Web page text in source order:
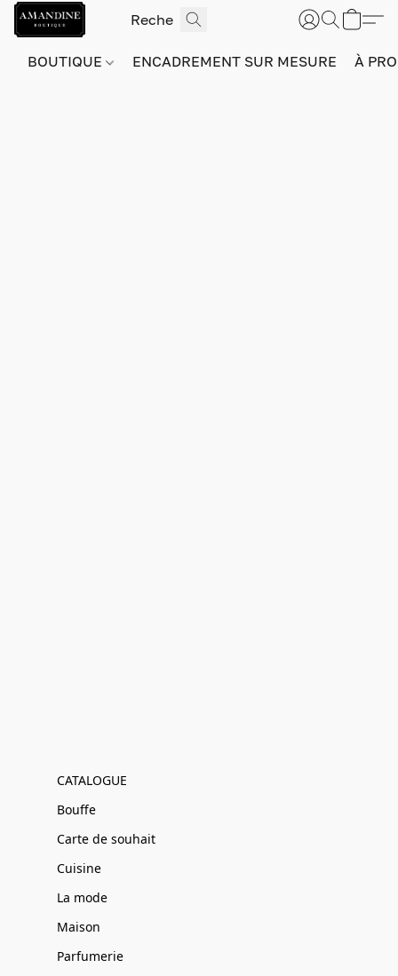
BOUTIQUE ENCADREMENT SUR MESURE À
CATALOGUE
Bouffe
Carte de souhait
Cuisine
La mode
Maison
Parfumerie